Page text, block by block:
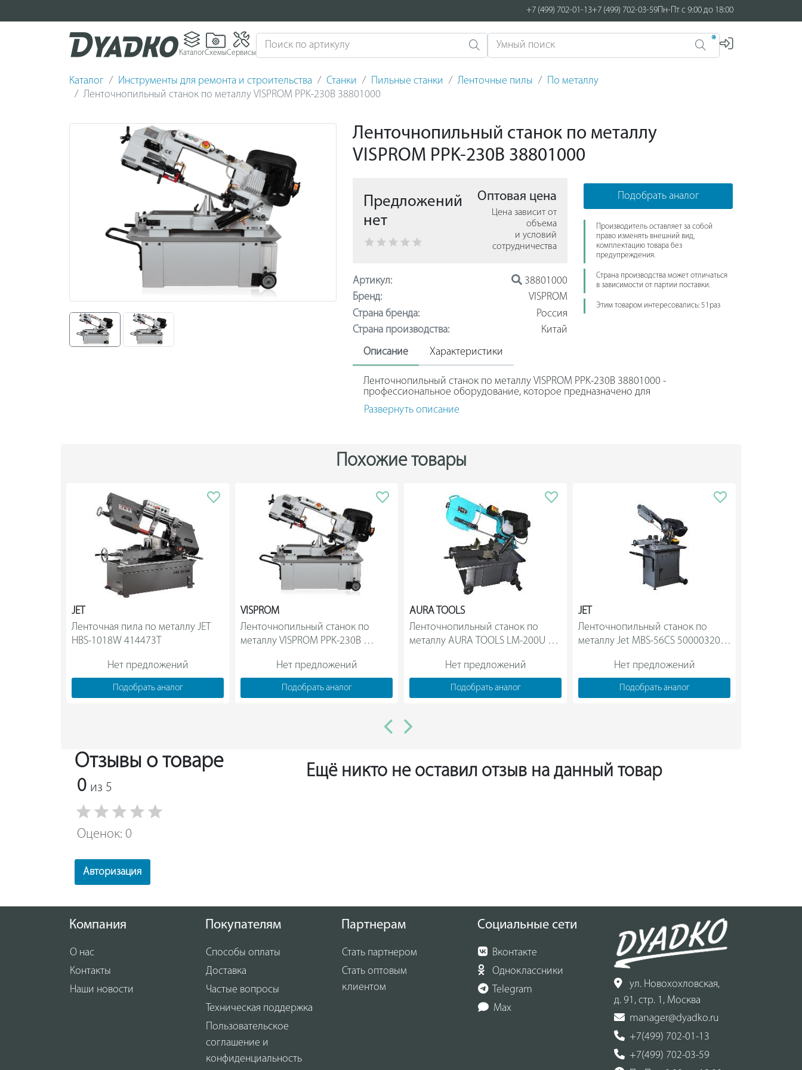
+7 (499) 702-01-13+7 (499) 702-03-59Пн-Пт с 9:00 до 18:00
КаталогСхемыСервисы
*
Каталог Инструменты для ремонта и строительства Станки Пильные станки Ленточные пилы
По металлу
Ленточнопильный станок по металлу VISPROM PPK-230B 38801000
Ленточнопильный станок по металлу
VISPROM PPK-230B 38801000
Предложений
нет
Оптовая цена
Цена зависит от
объема
и условий
сотрудничества
Артикул:
38801000
Бренд:
VISPROM
Страна бренда:
Россия
Страна производства:
Китай
Подобрать аналог
Производитель оставляет за собой
право изменять внешний вид,
комплектацию товара без
предупреждения.
Страна производства может отличаться
в зависимости от партии поставки.
Этим товаром интересовались: 51раз
Описание Характеристики
Ленточнопильный станок по металлу VISPROM PPK-230B 38801000 -
профессиональное оборудование, которое предназначено для
высокопроизводительной резки материала любого типа. Мощный двигатель
способен выдерживать высокие нагрузки длительное время. Ременная
предназначена для дополнительного удобства при транспортировке.
Развернуть описание
Похожие товары
JET
Ленточная пила по металлу JET
Нет предложений
Подобрать аналог
VISPROM
Ленточнопильный станок по
металлу VISPROM PPK-230B
Нет предложений
Подобрать аналог
AURA TOOLS
Ленточнопильный станок по
металлу AURA TOOLS LM-200U
Нет предложений
Подобрать аналог
JET
Ленточнопильный станок по
металлу Jet MBS-56CS 50000320M
Нет предложений
Подобрать аналог
Отзывы о товаре
0 из 5
Оценок: 0
Авторизация
Ещё никто не оставил отзыв на данный товар
Компания
О нас
Контакты
Наши новости
Покупателям
Способы оплаты
Доставка
Частые вопросы
Техническая поддержка
Пользовательское
соглашение и
конфиденциальность
Партнерам
Стать партнером
Стать оптовым
клиентом
Социальные сети
Вконтакте
Одноклассники
Telegram
Max
ул. Новохохловская,
д. 91, стр. 1, Москва
manager@dyadko.ru
+7(499) 702-01-13
+7(499) 702-03-59